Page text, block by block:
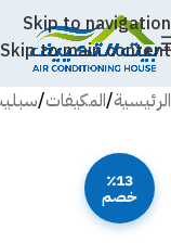
Skip to navigation
Skip to main content
الرئيسية/المكيفات/
٪13
خصم